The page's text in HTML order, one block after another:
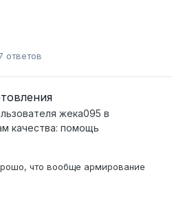
ответов
жека095 в
качества: помощь
что вообще армирование